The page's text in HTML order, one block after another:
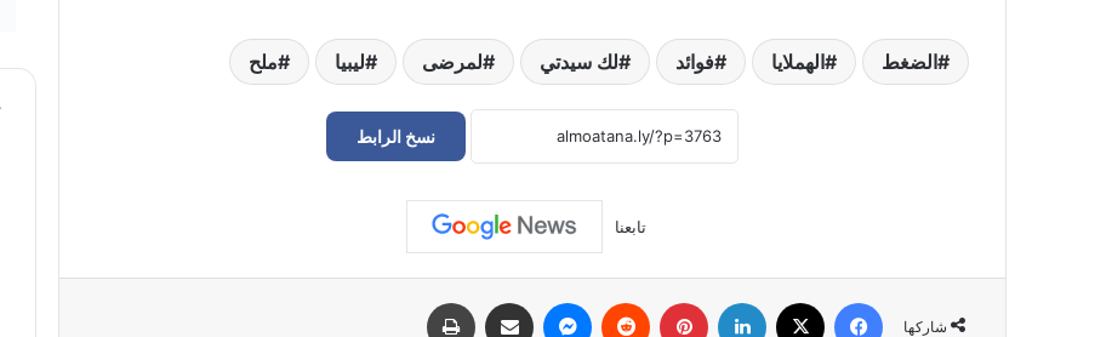
الضغط الهملايا فوائد لك سيدتي لمرضى ليبيا ملح
نسخ الرابط
تابعنا
شاركها
فيسبوك لينكدإن بينتيريست ماسنجر مشاركة عبر البريد
تأثير مقاومة الأنسولين على النساء و علاقتها